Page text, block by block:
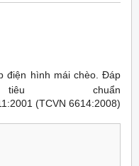
điện hình mái chèo. Đáp
chuẩn
(TCVN 6614:2008)